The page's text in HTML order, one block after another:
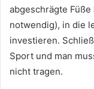
abgeschrägte Füße
notwendig), in die
investieren.
Sport und man
nicht tragen.